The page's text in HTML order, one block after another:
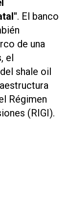
. El banco
de una
el
shale oil
Régimen
(RIGI).